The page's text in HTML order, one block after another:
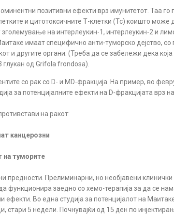
позитивни ефекти врз имунитетот. Таа го
и цитотоксичните Т-клетки (Tc) коишто
на интерлеукин-1, интерлеукин-2 и
имаат специфично анти-туморско дејство,
и другите органи. (Треба да се забележи дека
глукан од Grifola frondosa).
со рак со D- и MD-фракција. На пример, во
за потенцијалните ефекти на D-фракцијата врз
на ракот:
канцерозни
на туморите
предности. Прелиминарни, но необјавени
заедно со хемо-терапија за да се
ефекти. Во една студија за потенцијалот на
стари 5 недели. Почнувајќи од 15 ден по